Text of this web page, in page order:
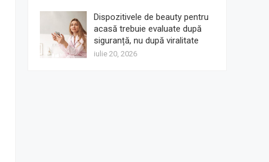
Dispozitivele de beauty pentru
acasă trebuie evaluate după
siguranță, nu după viralitate
iulie 20, 2026